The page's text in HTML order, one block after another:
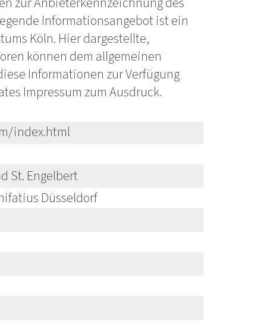
Informationsangebot ist ein
Köln. Hier dargestellte,
können dem allgemeinen
Informationen zur Verfügung
Impressum zum Ausdruck.
index.html
St. Engelbert
Düsseldorf